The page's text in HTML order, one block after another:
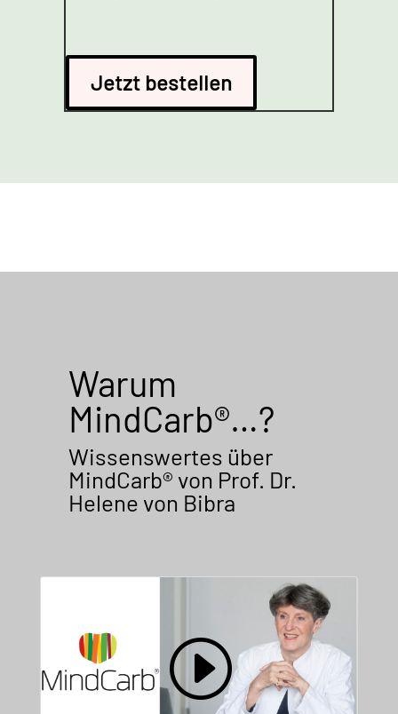
Jetzt bestellen
Warum
MindCarb®…?
Wissenswertes über
MindCarb® von Prof. Dr.
Helene von Bibra